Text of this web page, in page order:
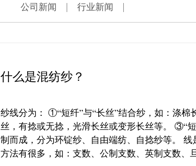
公司新闻 行业新闻
什么是混纺纱？
纱线分为： ①“短纤”与“长丝”结合纱，如：涤
丝，有捻或无捻，光滑长丝或变形长丝等。 ③“
制而成，分为环锭纱、自由端纺、自捻纱等。
方法有很多，如：支数、公制支数、英制支数、